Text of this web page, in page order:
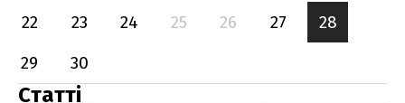
22
23 24 25 26 27
28
29
30
Статті